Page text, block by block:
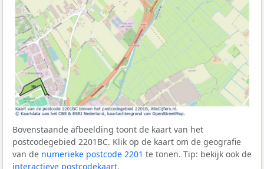
Bovenstaande afbeelding toont de kaart van het
postcodegebied 2201BC. Klik op de kaart om de geografie
van de numerieke postcode 2201 te tonen. Tip: bekijk ook de
interactieve postcodekaart.